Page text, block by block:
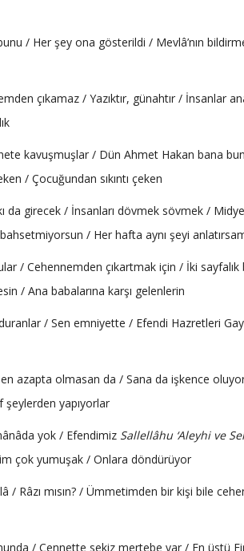
/ Her şey ona gösterildi / Mevlâ’nın
çıkamaz / Yazıktır, günahtır / İnsanlar
kavuşmuşlar / Dün Ahmet Hakan bana
/ Çocuğundan sıkıntı çeken
da girecek / İnsanları dövmek sövmek /
/ Her hafta aynı şeyi
/ Cehennemden çıkartmak için / İki
/ Ana babalarına karşı gelenlerin
/ Sen emniyette / Efendi Hazretleri
azapta olmasan da / Sana da işkence oluyor
şeylerden yapıyorlar
yok / Efendimiz Sallellâhu ‘Aleyhi ve
çok yumuşak / Onlara döndürüyor
Râzı mısın? / Ümmetimden bir kişi bile
/ Cennette sekiz mertebe var / En üstü